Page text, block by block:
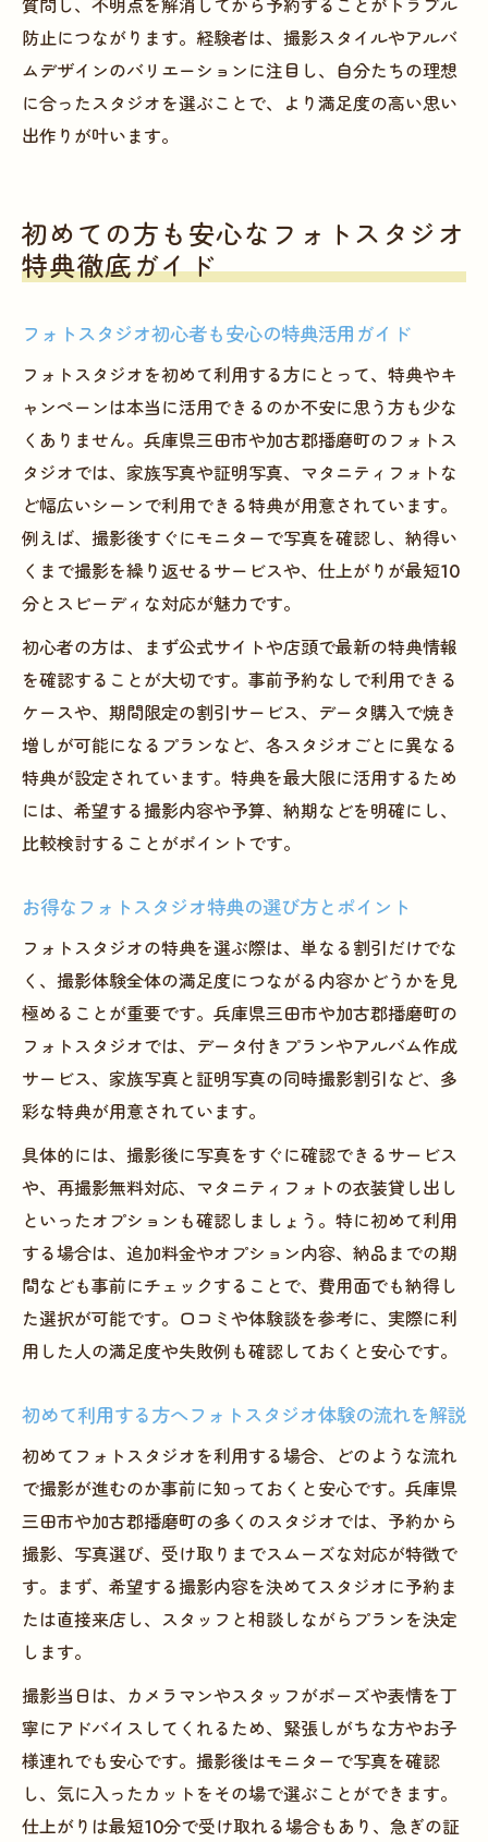
質問し、不明点を解消してから予約することがトラブル
防止につながります。経験者は、撮影スタイルやアルバ
ムデザインのバリエーションに注目し、自分たちの理想
に合ったスタジオを選ぶことで、より満足度の高い思い
出作りが叶います。
初めての方も安心なフォトスタジオ
特典徹底ガイド
フォトスタジオ初心者も安心の特典活用ガイド
フォトスタジオを初めて利用する方にとって、特典やキ
ャンペーンは本当に活用できるのか不安に思う方も少な
くありません。兵庫県三田市や加古郡播磨町のフォトス
タジオでは、家族写真や証明写真、マタニティフォトな
ど幅広いシーンで利用できる特典が用意されています。
例えば、撮影後すぐにモニターで写真を確認し、納得い
くまで撮影を繰り返せるサービスや、仕上がりが最短10
分とスピーディな対応が魅力です。
初心者の方は、まず公式サイトや店頭で最新の特典情報
を確認することが大切です。事前予約なしで利用できる
ケースや、期間限定の割引サービス、データ購入で焼き
増しが可能になるプランなど、各スタジオごとに異なる
特典が設定されています。特典を最大限に活用するため
には、希望する撮影内容や予算、納期などを明確にし、
比較検討することがポイントです。
お得なフォトスタジオ特典の選び方とポイント
フォトスタジオの特典を選ぶ際は、単なる割引だけでな
く、撮影体験全体の満足度につながる内容かどうかを見
極めることが重要です。兵庫県三田市や加古郡播磨町の
フォトスタジオでは、データ付きプランやアルバム作成
サービス、家族写真と証明写真の同時撮影割引など、多
彩な特典が用意されています。
具体的には、撮影後に写真をすぐに確認できるサービス
や、再撮影無料対応、マタニティフォトの衣装貸し出し
といったオプションも確認しましょう。特に初めて利用
する場合は、追加料金やオプション内容、納品までの期
間なども事前にチェックすることで、費用面でも納得し
た選択が可能です。口コミや体験談を参考に、実際に利
用した人の満足度や失敗例も確認しておくと安心です。
初めて利用する方へフォトスタジオ体験の流れを解説
初めてフォトスタジオを利用する場合、どのような流れ
で撮影が進むのか事前に知っておくと安心です。兵庫県
三田市や加古郡播磨町の多くのスタジオでは、予約から
撮影、写真選び、受け取りまでスムーズな対応が特徴で
す。まず、希望する撮影内容を決めてスタジオに予約ま
たは直接来店し、スタッフと相談しながらプランを決定
します。
撮影当日は、カメラマンやスタッフがポーズや表情を丁
寧にアドバイスしてくれるため、緊張しがちな方やお子
様連れでも安心です。撮影後はモニターで写真を確認
し、気に入ったカットをその場で選ぶことができます。
仕上がりは最短10分で受け取れる場合もあり、急ぎの証